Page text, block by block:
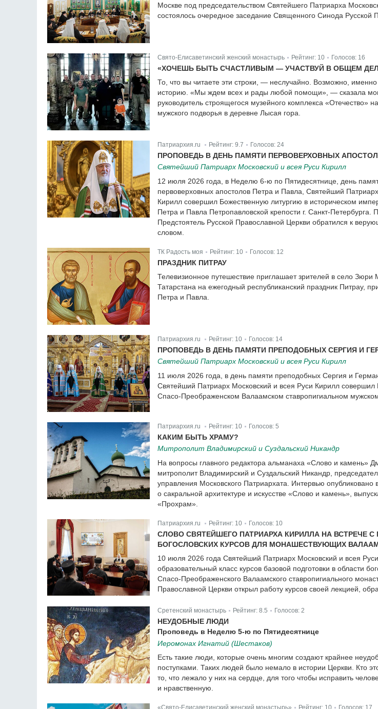
Москве под председательством Святейшего Патриарха
состоялось очередное заседание Священного Синода Русской
Свято-Елисаветинский женский монастырь | Рейтинг: 10 | Голосов: 16
«ХОЧЕШЬ БЫТЬ СЧАСТЛИВЫМ — УЧАСТВУЙ В ОБЩЕМ
То, что вы читаете эти строки, — неслучайно. Возможно,
историю. «Мы ждем всех и рады любой помощи», — сказала
руководитель строящегося музейного комплекса «Отечество»
мужского подворья в деревне Лысая гора.
Патриархия.ru | Рейтинг: 9.7 | Голосов: 24
ПРОПОВЕДЬ В ДЕНЬ ПАМЯТИ ПЕРВОВЕРХОВНЫХ
Святейший Патриарх Московский и всея Руси Кирилл
12 июля 2026 года, в Неделю 6-ю по Пятидесятнице, день
первоверховных апостолов Петра и Павла, Святейший
Кирилл совершил Божественную литургию в историческом
Петра и Павла Петропавловской крепости г. Санкт-Петербурга.
Предстоятель Русской Православной Церкви обратился к
словом.
ТК Радость моя | Рейтинг: 10 | Голосов: 12
ПРАЗДНИК ПИТРАУ
Телевизионное путешествие приглашает зрителей в село
Татарстана на ежегодный республиканский праздник Питрау,
Петра и Павла.
Патриархия.ru | Рейтинг: 10 | Голосов: 14
ПРОПОВЕДЬ В ДЕНЬ ПАМЯТИ ПРЕПОДОБНЫХ СЕРГИЯ И
Святейший Патриарх Московский и всея Руси Кирилл
11 июля 2026 года, в день памяти преподобных Сергия и
Святейший Патриарх Московский и всея Руси Кирилл совершил
Спасо-Преображенском Валаамском ставропигиальном
Патриархия.ru | Рейтинг: 10 | Голосов: 5
КАКИМ БЫТЬ ХРАМУ?
Митрополит Владимирский и Суздальский Никандр
На вопросы главного редактора альманаха «Слово и камень»
митрополит Владимирский и Суздальский Никандр,
управления Московского Патриархата. Интервью
о сакральной архитектуре и искусстве «Слово и камень»,
«Прохрам».
Патриархия.ru | Рейтинг: 10 | Голосов: 10
СЛОВО СВЯТЕЙШЕГО ПАТРИАРХА КИРИЛЛА НА ВСТРЕЧЕ
БОГОСЛОВСКИХ КУРСОВ ДЛЯ МОНАШЕСТВУЮЩИХ
10 июля 2026 года Святейший Патриарх Московский и всея
образовательный класс курсов базовой подготовки в области
Спасо-Преображенского Валаамского ставропигиального
Православной Церкви открыл работу курсов своей лекцией,
Сретенский монастырь | Рейтинг: 8.5 | Голосов: 2
НЕУДОБНЫЕ ЛЮДИ
Проповедь в Неделю 5-ю по Пятидесятнице
Иеромонах Игнатий (Шестаков)
Есть такие люди, которые очень многим создают крайнее
поступками. Таких людей было немало в истории Церкви. Кто
то, что лежало у них на сердце, для того чтобы исправить
и нравственную.
«Свято-Елисаветинский женский монастырь» Рейтинг: 10 Голосов: 17